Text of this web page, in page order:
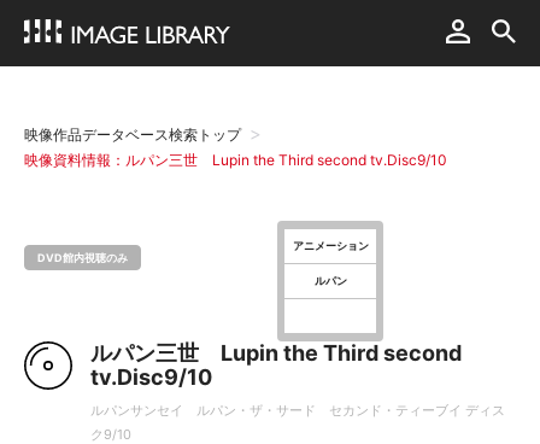
映像作品データベース検索トップ
映像資料情報：ルパン三世 Lupin the Third second tv.Disc9/10
DVD館内視聴のみ
アニメーション
ルパン
ルパン三世 Lupin the Third second
tv.Disc9/10
ルパンサンセイ ルパン・ザ・サード セカンド・ティーブイ ディス
ク9/10